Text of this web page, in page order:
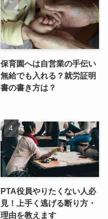
保育園へは自営業の手伝い
無給でも入れる？就労証明
書の書き方は？
PTA役員やりたくない人必
見！上手く逃げる断り方・
理由を教えます